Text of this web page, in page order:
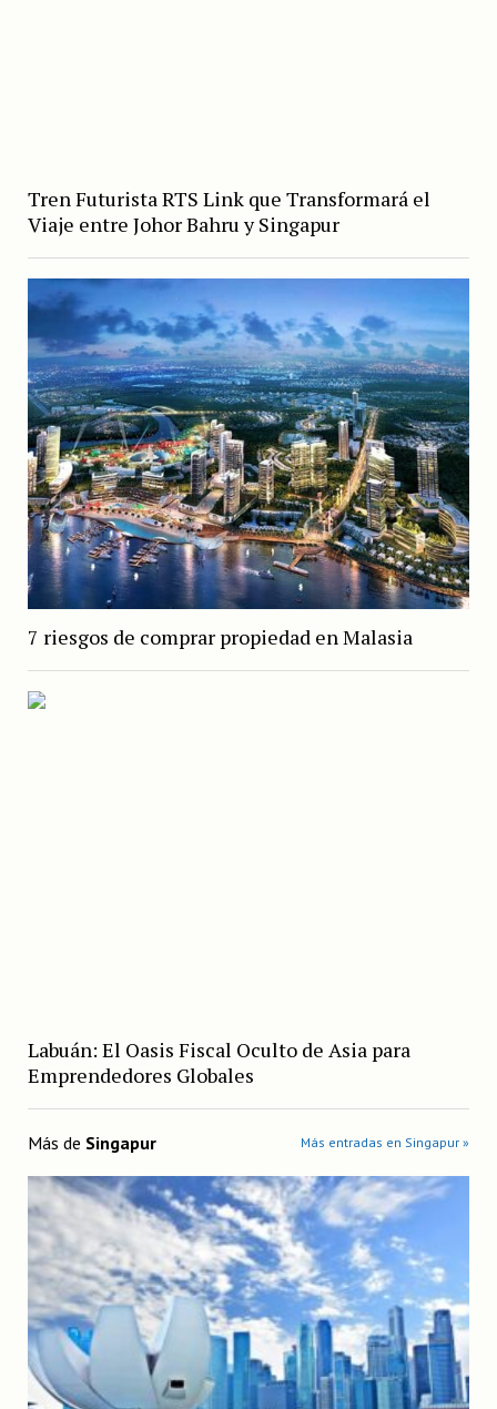
Tren Futurista RTS Link que Transformará el
Viaje entre Johor Bahru y Singapur
7 riesgos de comprar propiedad en Malasia
Labuán: El Oasis Fiscal Oculto de Asia para
Emprendedores Globales
Más de Singapur Más entradas en Singapur »